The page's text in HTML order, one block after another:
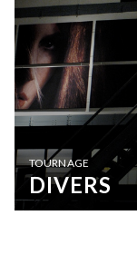
TOURNAGE
DIVERS